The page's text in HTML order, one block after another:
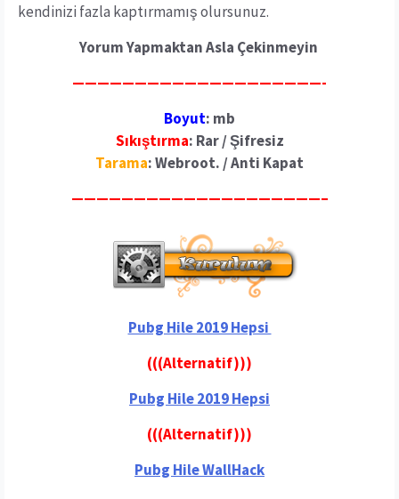
kendinizi fazla kaptırmamış olursunuz.
Yorum Yapmaktan Asla Çekinmeyin
————————————————————-
Boyut: mb
Sıkıştırma: Rar / Şifresiz
Tarama: Webroot. / Anti Kapat
————————————————————–
Pubg Hile 2019 Hepsi
(((Alternatif)))
Pubg Hile 2019 Hepsi
(((Alternatif)))
Pubg Hile WallHack